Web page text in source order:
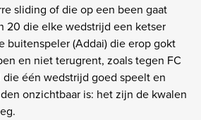
sliding of die op een been gaat
20 die elke wedstrijd een ketser
buitenspeler (Addai) die erop gokt
en niet terugrent, zoals tegen FC
die één wedstrijd goed speelt en
onzichtbaar is: het zijn de kwalen